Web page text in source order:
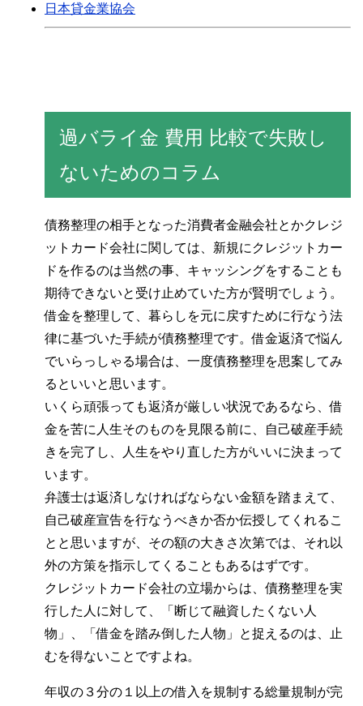
日本貸金業協会
過バライ金 費用 比較で失敗し
ないためのコラム
債務整理の相手となった消費者金融会社とかクレジ
ットカード会社に関しては、新規にクレジットカー
ドを作るのは当然の事、キャッシングをすることも
期待できないと受け止めていた方が賢明でしょう。
借金を整理して、暮らしを元に戻すために行なう法
律に基づいた手続が債務整理です。借金返済で悩ん
でいらっしゃる場合は、一度債務整理を思案してみ
るといいと思います。
いくら頑張っても返済が厳しい状況であるなら、借
金を苦に人生そのものを見限る前に、自己破産手続
きを完了し、人生をやり直した方がいいに決まって
います。
弁護士は返済しなければならない金額を踏まえて、
自己破産宣告を行なうべきか否か伝授してくれるこ
とと思いますが、その額の大きさ次第では、それ以
外の方策を指示してくることもあるはずです。
クレジットカード会社の立場からは、債務整理を実
行した人に対して、「断じて融資したくない人
物」、「借金を踏み倒した人物」と捉えるのは、止
むを得ないことですよね。
年収の３分の１以上の借入を規制する総量規制が完